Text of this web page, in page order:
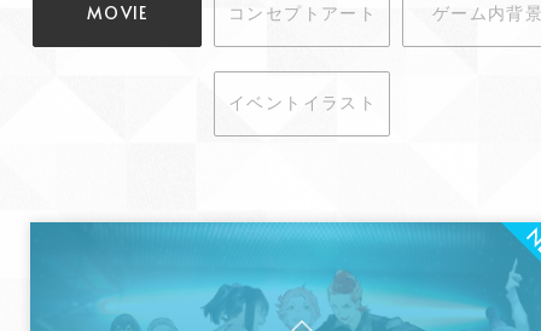
MOVIE コンセプトアート ゲーム内背
イベントイラスト